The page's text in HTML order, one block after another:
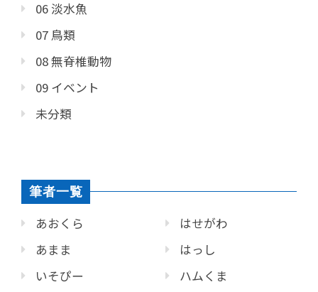
06 淡水魚
07 鳥類
08 無脊椎動物
09 イベント
未分類
筆者一覧
あおくら
あまま
いそぴー
はせがわ
はっし
ハムくま